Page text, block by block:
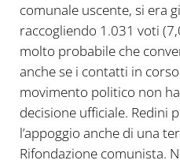
comunale uscente, si era
raccogliendo 1.031 voti
molto probabile che
anche se i contatti in
movimento politico non
decisione ufficiale. Redini
l’appoggio anche di una
Rifondazione comunista.